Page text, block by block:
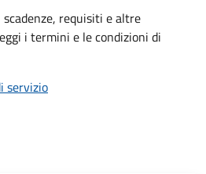
requisiti e altre
i termini e le condizioni di
servizio